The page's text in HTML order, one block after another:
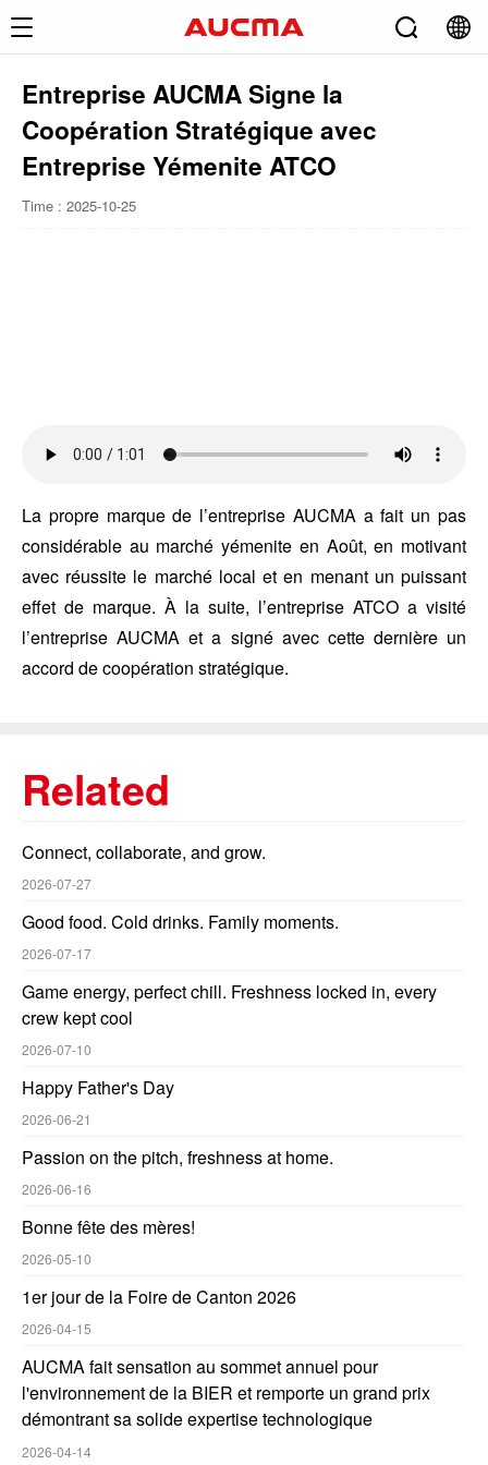
Entreprise AUCMA Signe la
Coopération Stratégique avec
Entreprise Yémenite ATCO
Time : 2025-10-25
La propre marque de l’entreprise AUCMA a fait un pas
considérable au marché yémenite en Août, en motivant
avec réussite le marché local et en menant un puissant
effet de marque. À la suite, l’entreprise ATCO a visité
l’entreprise AUCMA et a signé avec cette dernière un
accord de coopération stratégique.
Related
Connect, collaborate, and grow.
2026-07-27
Good food. Cold drinks. Family moments.
2026-07-17
Game energy, perfect chill. Freshness locked in, every
crew kept cool
2026-07-10
Happy Father's Day
2026-06-21
Passion on the pitch, freshness at home.
2026-06-16
Bonne fête des mères!
2026-05-10
1er jour de la Foire de Canton 2026
2026-04-15
AUCMA fait sensation au sommet annuel pour
l'environnement de la BIER et remporte un grand prix
démontrant sa solide expertise technologique
2026-04-14